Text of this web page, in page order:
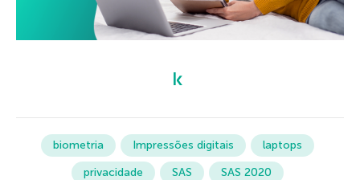
biometria Impressões digitais
laptops
privacidade
SAS
SAS 2020